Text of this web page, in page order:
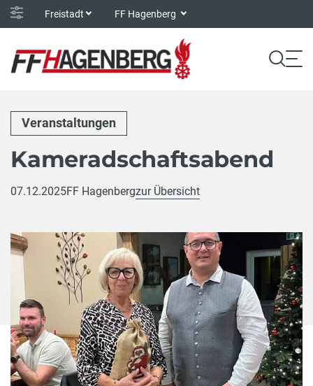
Freistadt FF Hagenberg
Veranstaltungen
Kameradschaftsabend
07.12.2025FF Hagenbergzur Übersicht